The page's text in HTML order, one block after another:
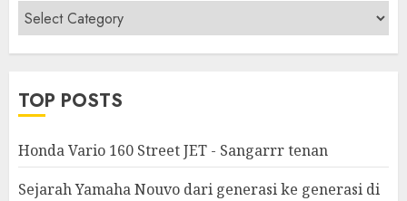
Berita
&
Modifikasi
TOP POSTS
Honda Vario 160 Street JET - Sangarrr tenan
Sejarah Yamaha Nouvo dari generasi ke generasi di